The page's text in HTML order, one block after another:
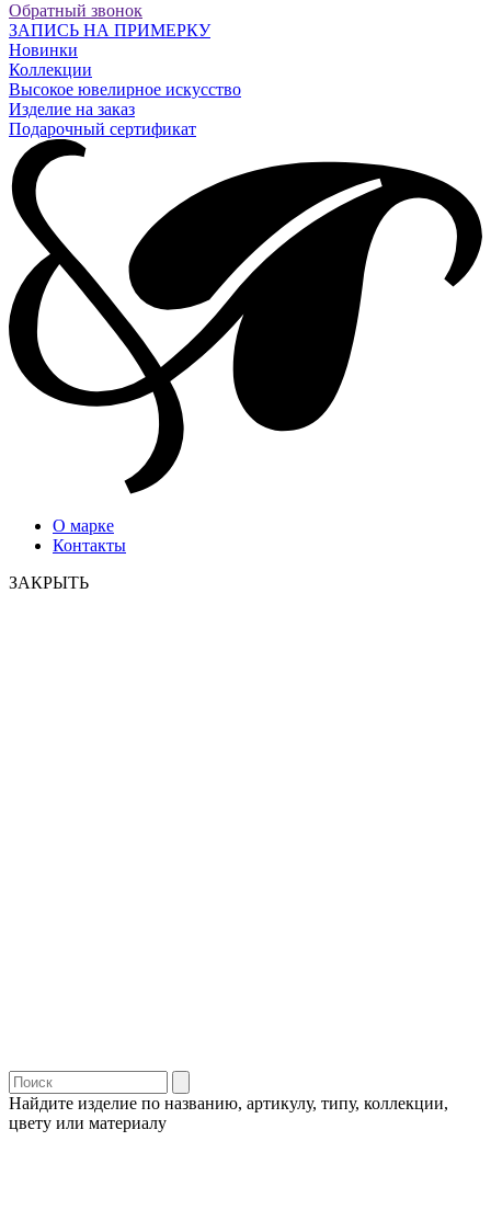
Обратный звонок
ЗАПИСЬ НА ПРИМЕРКУ
Новинки
Коллекции
Высокое ювелирное искусство
Изделие на заказ
Подарочный сертификат
О марке
Контакты
ЗАКРЫТЬ
Найдите изделие по названию, артикулу, типу, коллекции,
цвету или материалу